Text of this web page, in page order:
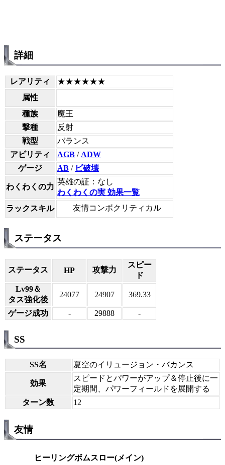
詳細
レアリティ
★★★★★★
属性
種族
魔王
撃種
反射
戦型
バランス
アビリティ
AGB /ADW
ゲージ
AB / ビ破壊
わくわくの力
英雄の証：なし
わくわくの実 効果一覧
ラックスキル
友情コンボクリティカル
ステータス
ステータス HP 攻撃力
スピー
ド
Lv99＆
タス強化後
24077 24907 369.33
ゲージ成功 - 29888 -
SS
SS名 夏空のイリュージョン・バカンス
効果
スピードとパワーがアップ＆停止後に一
定期間、パワーフィールドを展開する
ターン数
12
友情
ヒーリングボムスロー(メイン)